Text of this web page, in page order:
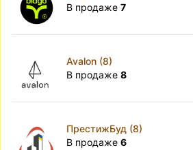
В продаже 7
Avalon (8)
В продаже 8
ПрестижБуд (8)
В продаже 6